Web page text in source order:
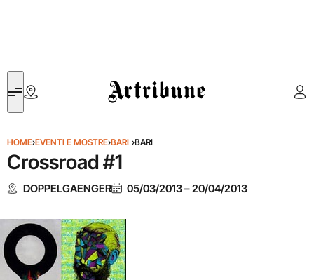
Artribune
HOME›EVENTI E MOSTRE›BARI ›BARI
Crossroad #1
DOPPELGAENGER 05/03/2013–20/04/2013